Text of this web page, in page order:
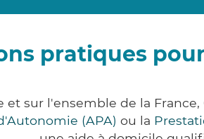
pratiques
sur l'ensemble de la
(APA) ou la